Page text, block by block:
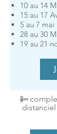
10 au 14
15 au 17
5 au 7 mai
28 au 30
19 au 21
📴
distanciel